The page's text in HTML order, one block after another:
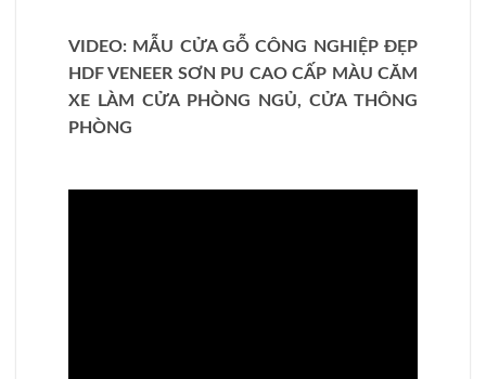
VIDEO: MẪU CỬA GỖ CÔNG NGHIỆP ĐẸP
HDF VENEER SƠN PU CAO CẤP MÀU CĂM
XE LÀM CỬA PHÒNG NGỦ, CỬA THÔNG
PHÒNG